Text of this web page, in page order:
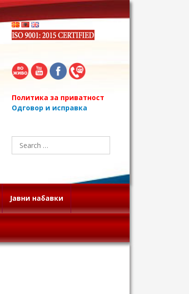
Политика за приватност
Одговор и исправка
Search
for:
Јавни набавки